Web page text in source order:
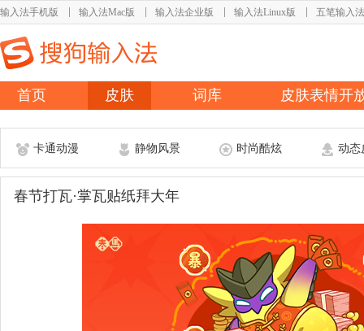
输入法手机版 输入法Mac版 输入法企业版 输入法Linux版 五笔输入法
首页 皮肤 词库 皮肤表情开
卡通动漫 静物风景 时尚酷炫 动态
春节打瓦·掌瓦贴纸拜大年